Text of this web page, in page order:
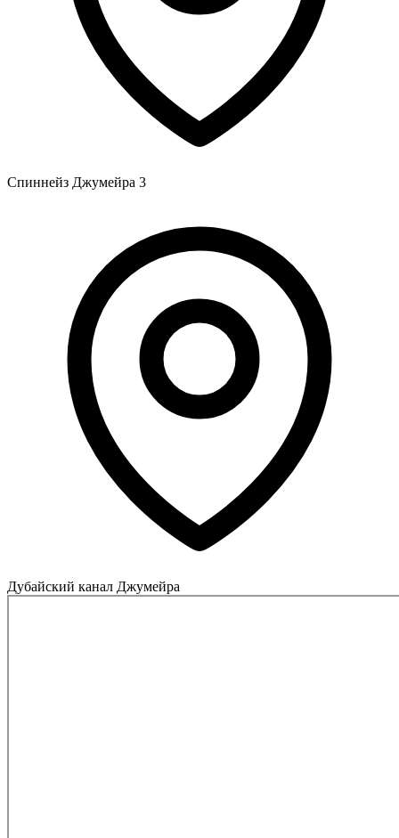
Спиннейз Джумейра 3
Дубайский канал Джумейра